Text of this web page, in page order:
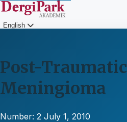
English
Post-Traumatic
Meningioma
Number: 2 July 1, 2010